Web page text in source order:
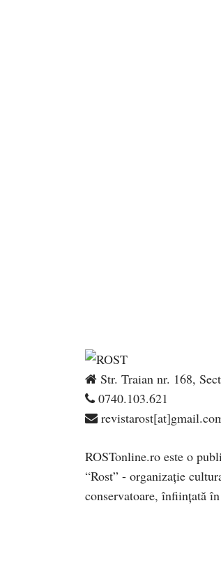
Str. Traian nr. 168,
0740.103.621
ROSTonline.ro este o
“Rost” - organizaţie
conservatoare, înfiinţată